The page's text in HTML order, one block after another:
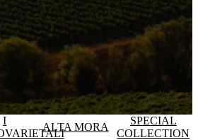
I
ALTA MORA
SPECIAL
COLLECTION